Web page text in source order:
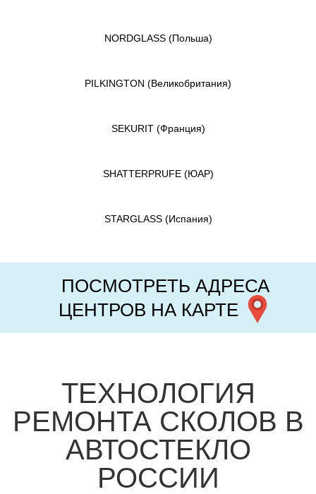
NORDGLASS (Польша)
PILKINGTON (Великобритания)
SEKURIT (Франция)
SHATTERPRUFE (ЮАР)
STARGLASS (Испания)
ПОСМОТРЕТЬ АДРЕСА
ЦЕНТРОВ НА КАРТЕ
ТЕХНОЛОГИЯ
РЕМОНТА СКОЛОВ В
АВТОСТЕКЛО
РОССИИ